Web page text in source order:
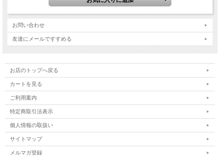
お問い合わせ
友達にメールですすめる
お店のトップへ戻る
カートを見る
ご利用案内
特定商取引法表示
個人情報の取扱い
サイトマップ
メルマガ登録